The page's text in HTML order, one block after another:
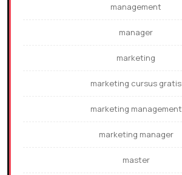
management
manager
marketing
marketing cursus gratis
marketing management
marketing manager
master